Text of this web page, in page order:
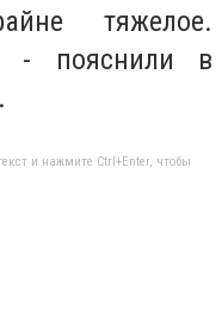
тяжелое.
- пояснили в
и нажмите Ctrl+Enter, чтобы